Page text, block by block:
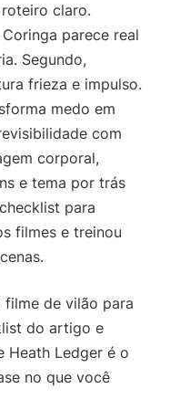
claro.
parece real
Segundo,
frieza e impulso.
medo em
com
corporal,
e tema por trás
para
filmes e treinou
filme de vilão para
do artigo e
Heath Ledger é o
no que você